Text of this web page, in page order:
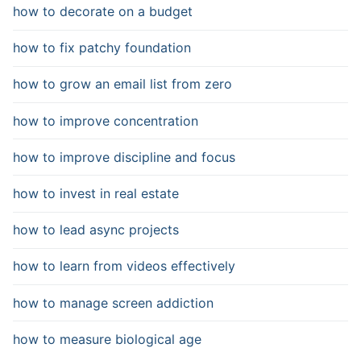
how to decorate on a budget
how to fix patchy foundation
how to grow an email list from zero
how to improve concentration
how to improve discipline and focus
how to invest in real estate
how to lead async projects
how to learn from videos effectively
how to manage screen addiction
how to measure biological age